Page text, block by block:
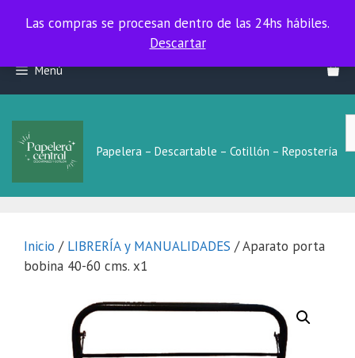
Las compras se procesan dentro de las 24hs hábiles.
Las compras se procesan dentro de las 24hs hábiles.
Descartar
contenido
Menú
Papelera – Descartable – Cotillón – Repostería
Inicio / LIBRERÍA y MANUALIDADES / Aparato porta
bobina 40-60 cms. x1